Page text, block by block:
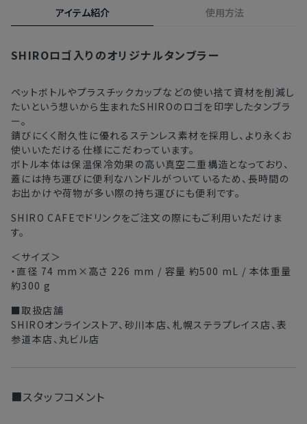
・ご注文日より1週間後からお届け日指定を承っておりま
す。
※新製品（限定製品）は除きます。
注文後、お届けまでにかかる日数の目安
北海道 3〜4日
東北・関東・中部・関西 2〜3日
※以下に該当する場合、上記の日程で発送できない場合がござ
います。
・交通状況や天候による遅延
・ラッピングのご注文、繁忙期および休業期間中
・ご注文内容の確認にお時間を要する
アイテム紹介 使用方法
SHIROロゴ入りのオリジナルタンブラー
ペットボトルやプラスチックカップなどの使い捨て資材を削減し
たいという想いから生まれたSHIROのロゴを印字したタンブラ
ー。
錆びにくく耐久性に優れるステンレス素材を採用し、より永くお
使いいただける仕様にこだわっています。
ボトル本体は保温保冷効果の高い真空二重構造となっており、
蓋には持ち運びに便利なハンドルがついているため、長時間の
お出かけや荷物が多い際の持ち運びにも便利です。
SHIRO CAFEでドリンクをご注文の際にもご利用いただけま
す。
＜サイズ＞
・直径 74 mm×高さ 226 mm / 容量 約500 mL / 本体重量
約300 g
■取扱店舗
SHIROオンラインストア、砂川本店、札幌ステラプレイス店、表
参道本店、丸ビル店
■スタッフコメント